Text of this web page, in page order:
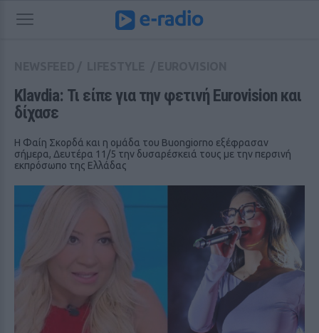
Klavdia: Τι είπε για την φετινή Eurovision και
δίχασε
Η Φαίη Σκορδά και η ομάδα του Buongiorno εξέφρασαν
σήμερα, Δευτέρα 11/5 την δυσαρέσκειά τους με την περσινή
εκπρόσωπο της Ελλάδας